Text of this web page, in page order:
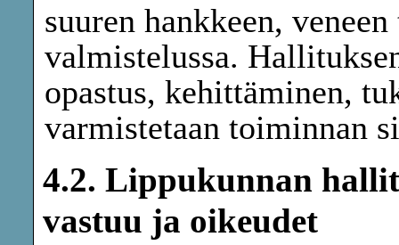
suuren hankkeen,
valmistelussa.
opastus, kehittäminen,
varmistetaan toiminnan
4.2. Lippukunnan
vastuu ja oikeudet